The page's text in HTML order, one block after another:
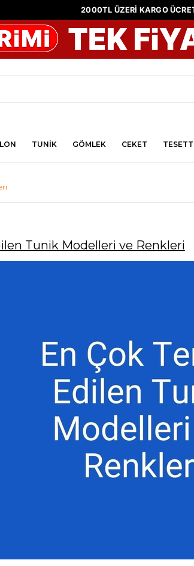
2000TL ÜZERİ KARGO
TUNİK GÖMLEK CEKET
Tunik Modelleri ve Renkleri